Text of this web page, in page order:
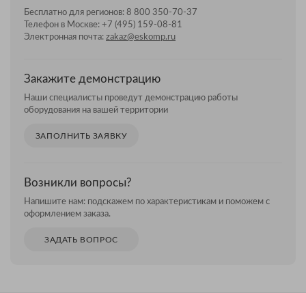
Бесплатно для регионов: 8 800 350-70-37
Телефон в Москве: +7 (495) 159-08-81
Электронная почта: zakaz@eskomp.ru
Закажите демонстрацию
Наши специалисты проведут демонстрацию работы
оборудования на вашей территории
ЗАПОЛНИТЬ ЗАЯВКУ
Возникли вопросы?
Напишите нам: подскажем по характеристикам и поможем с
оформлением заказа.
ЗАДАТЬ ВОПРОС